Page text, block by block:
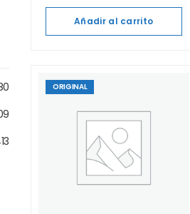
Añadir al carrito
ORIGINAL